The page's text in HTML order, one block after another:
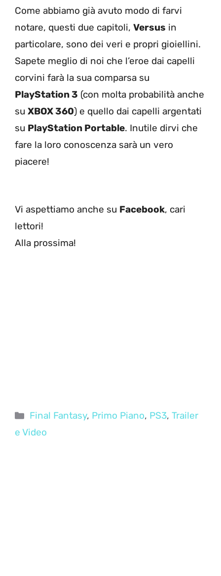
Come abbiamo già avuto modo di farvi
notare, questi due capitoli, Versus in
particolare, sono dei veri e propri gioiellini.
Sapete meglio di noi che l’eroe dai capelli
corvini farà la sua comparsa su
PlayStation 3 (con molta probabilità anche
su XBOX 360) e quello dai capelli argentati
su PlayStation Portable. Inutile dirvi che
fare la loro conoscenza sarà un vero
piacere!
Vi aspettiamo anche su Facebook, cari
lettori!
Alla prossima!
Categorie
Final Fantasy, Primo Piano, PS3,Trailer
e Video